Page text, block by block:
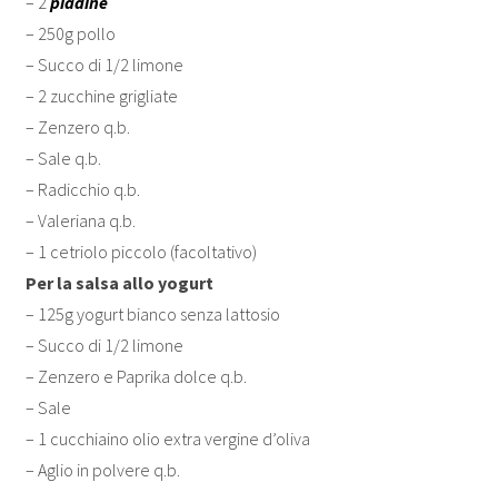
– 250g pollo
– Succo di 1/2 limone
– 2 zucchine grigliate
– Zenzero q.b.
– Sale q.b.
– Radicchio q.b.
– Valeriana q.b.
– 1 cetriolo piccolo (facoltativo)
Per la salsa allo yogurt
– 125g yogurt bianco senza lattosio
– Succo di 1/2 limone
– Zenzero e Paprika dolce q.b.
– Sale
– 1 cucchiaino olio extra vergine d’oliva
– Aglio in polvere q.b.